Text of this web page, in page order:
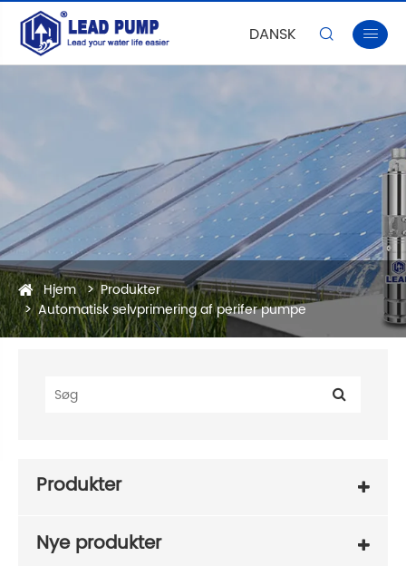
DANSK  
Hjem
Produkter
Automatisk selvprimering af perifer pumpe
Produkter
Nye produkter